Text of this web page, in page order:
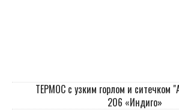
ТЕРМОС с узким горлом и ситечком
206 «Индиго»